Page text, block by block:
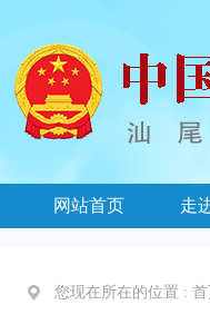
网站首页 走
您现在所在的位置 : 首